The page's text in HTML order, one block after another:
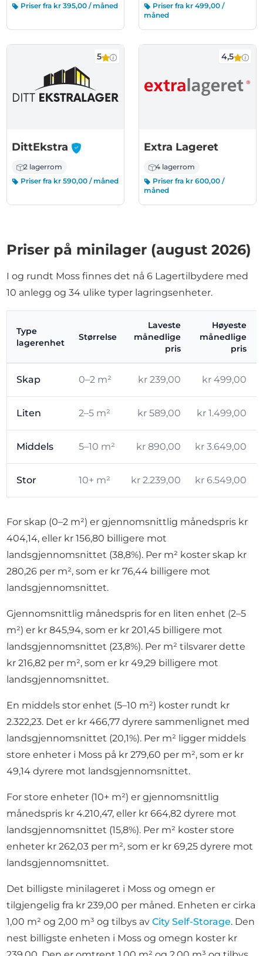
Priser fra kr 395,00 / måned
Priser fra kr 499,00 /
måned
5
DittEkstra -
2 lagerrom
Priser fra kr 590,00 / måned
4,5
Extra Lageret
4 lagerrom
Priser fra kr 600,00 /
måned
Priser på minilager (august 2026)
I og rundt Moss finnes det nå 6 Lagertilbydere med
10 anlegg og 34 ulike typer lagringsenheter.
Type
lagerenhet
Størrelse
Laveste
månedlige
pris
Høyeste
månedlige
pris
Skap 0–2 m² kr 239,00 kr 499,00
Liten 2–5 m² kr 589,00 kr 1.499,00
Middels 5–10 m² kr 890,00 kr 3.649,00
Stor 10+ m² kr 2.239,00 kr 6.549,00
For skap (0–2 m²) er gjennomsnittlig månedspris kr
404,14, eller kr 156,80 billigere mot
landsgjennomsnittet (38,8%). Per m² koster skap kr
280,26 per m², som er kr 76,44 billigere mot
landsgjennomsnittet.
Gjennomsnittlig månedspris for en liten enhet (2–5
m²) er kr 845,94, som er kr 201,45 billigere mot
landsgjennomsnittet (23,8%). Per m² tilsvarer dette
kr 216,82 per m², som er kr 49,29 billigere mot
landsgjennomsnittet.
En middels stor enhet (5–10 m²) koster rundt kr
2.322,23. Det er kr 466,77 dyrere sammenlignet med
landsgjennomsnittet (20,1%). Per m² ligger middels
store enheter i Moss på kr 279,60 per m², som er kr
49,14 dyrere mot landsgjennomsnittet.
For store enheter (10+ m²) er gjennomsnittlig
månedspris kr 4.210,47, eller kr 664,82 dyrere mot
landsgjennomsnittet (15,8%). Per m² koster store
enheter kr 262,03 per m², som er kr 69,25 dyrere mot
landsgjennomsnittet.
Det billigste minilageret i Moss og omegn er
tilgjengelig fra kr 239,00 per måned. Enheten er cirka
1,00 m² og 2,00 m³ og tilbys avCity Self-Storage. Den
nest billigste enheten i Moss og omegn koster kr